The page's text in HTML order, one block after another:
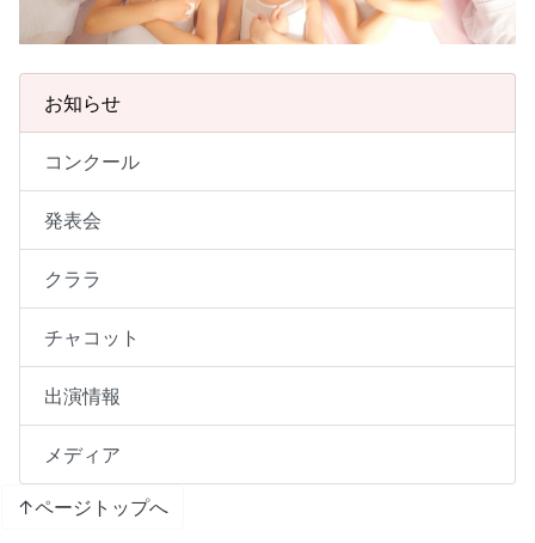
お知らせ
コンクール
発表会
クララ
チャコット
出演情報
メディア
↑ページトップへ